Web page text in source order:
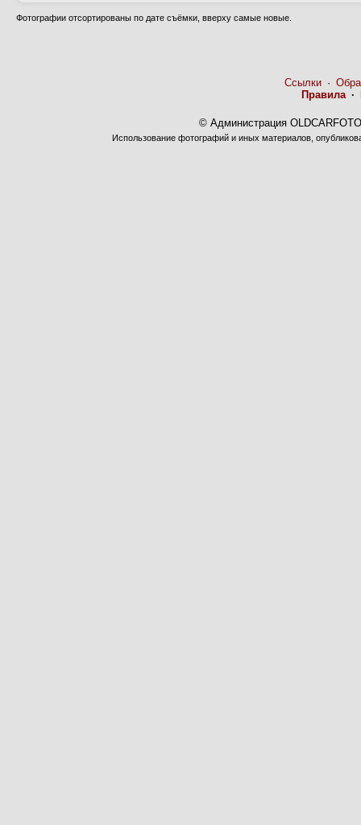
Фотографии отсортированы по дате съёмки, вверху самые новые.
Ссылки·
Правила·
© Администрация
Использование фотографий и иных материалов,